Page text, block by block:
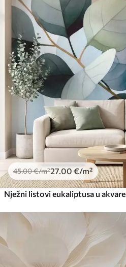
45.00€/m²27 .00 €/m²
Nježni listovi eukaliptusa u